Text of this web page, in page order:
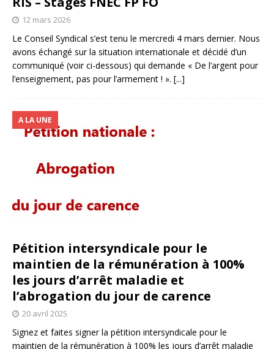
12 mars 2026
Le Conseil Syndical s’est tenu le mercredi 4 mars dernier. Nous
avons échangé sur la situation internationale et décidé d’un
communiqué (voir ci-dessous) qui demande « De l’argent pour
l’enseignement, pas pour l’armement ! ». [...]
Pétition intersyndicale pour le
maintien de la rémunération à 100%
les jours d’arrêt maladie et
l’abrogation du jour de carence
A LA UNE
20 avril 2025
Signez et faites signer la pétition intersyndicale pour le
maintien de la rémunération à 100% les jours d’arrêt maladie